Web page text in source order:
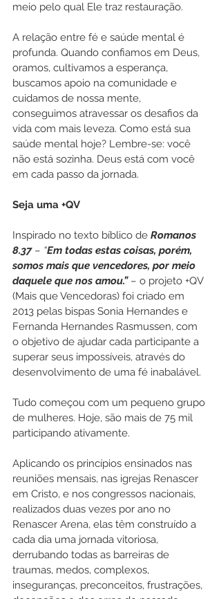
meio pelo qual Ele traz restauração.
A relação entre fé e saúde mental é
profunda. Quando confiamos em Deus,
oramos, cultivamos a esperança,
buscamos apoio na comunidade e
cuidamos de nossa mente,
conseguimos atravessar os desafios da
vida com mais leveza. Como está sua
saúde mental hoje? Lembre-se: você
não está sozinha. Deus está com você
em cada passo da jornada.
Seja uma +QV
Inspirado no texto bíblico de Romanos
8.37 – “Em todas estas coisas, porém,
somos mais que vencedores, por meio
daquele que nos amou.” – o projeto +QV
(Mais que Vencedoras) foi criado em
2013 pelas bispas Sonia Hernandes e
Fernanda Hernandes Rasmussen, com
o objetivo de ajudar cada participante a
superar seus impossíveis, através do
desenvolvimento de uma fé inabalável.
Tudo começou com um pequeno grupo
de mulheres. Hoje, são mais de 75 mil
participando ativamente.
Aplicando os princípios ensinados nas
reuniões mensais, nas igrejas Renascer
em Cristo, e nos congressos nacionais,
realizados duas vezes por ano no
Renascer Arena, elas têm construído a
cada dia uma jornada vitoriosa,
derrubando todas as barreiras de
traumas, medos, complexos,
inseguranças, preconceitos, frustrações,